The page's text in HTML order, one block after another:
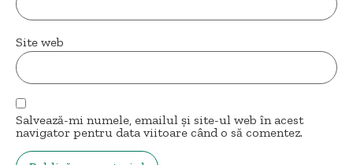
Site web
Salvează-mi numele, emailul și site-ul web în acest
navigator pentru data viitoare când o să comentez.